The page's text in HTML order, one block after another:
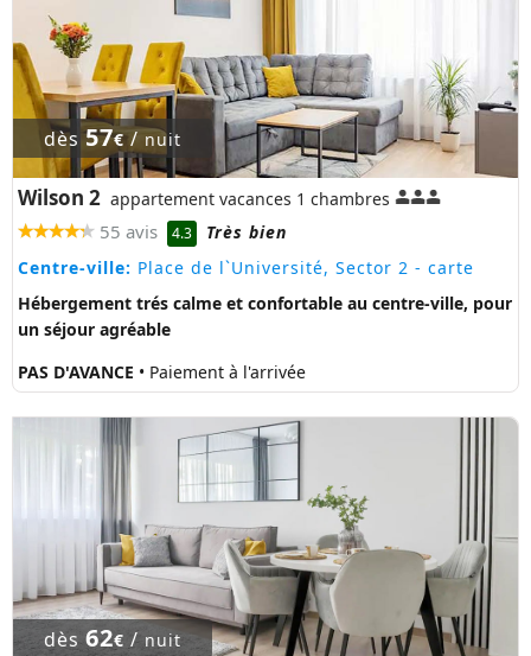
dès57€/ nuit
Wilson 2 appartement vacances 1 chambres
55 avis 4.3
Très bien
Centre-ville: Place de l`Université, Sector 2 - carte
Hébergement trés calme et confortable au centre-ville, pour
un séjour agréable
PAS D'AVANCE • Paiement à l'arrivée
dès62€ / nuit